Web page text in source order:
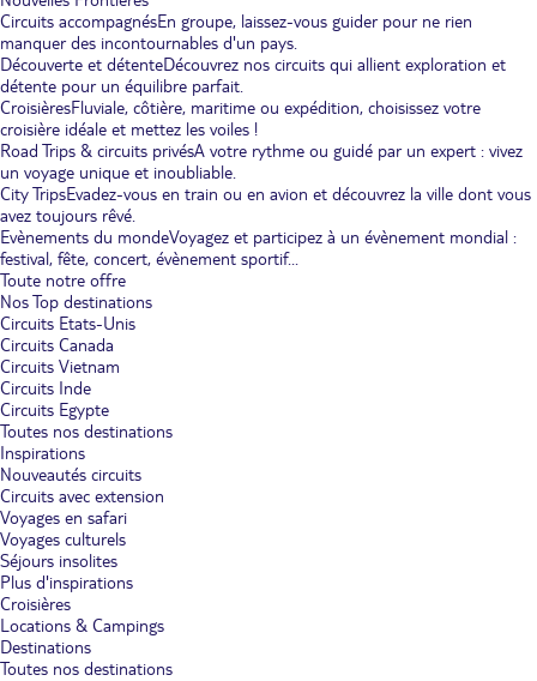
Circuits accompagnésEn groupe, laissez-vous guider pour ne rien
manquer des incontournables d'un pays.
Découverte et détenteDécouvrez nos circuits qui allient exploration et
détente pour un équilibre parfait.
CroisièresFluviale, côtière, maritime ou expédition, choisissez votre
croisière idéale et mettez les voiles !
Road Trips & circuits privésA votre rythme ou guidé par un expert : vivez
un voyage unique et inoubliable.
City TripsEvadez-vous en train ou en avion et découvrez la ville dont vous
avez toujours rêvé.
Evènements du mondeVoyagez et participez à un évènement mondial :
festival, fête, concert, évènement sportif...
Toute notre offre
Nos Top destinations
Circuits Etats-Unis
Circuits Canada
Circuits Vietnam
Circuits Inde
Circuits Egypte
Toutes nos destinations
Inspirations
Nouveautés circuits
Circuits avec extension
Voyages en safari
Voyages culturels
Séjours insolites
Plus d'inspirations
Croisières
Locations & Campings
Destinations
Toutes nos destinations